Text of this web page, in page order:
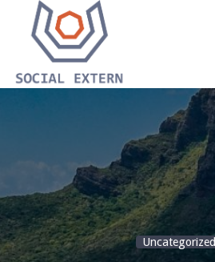
Notre groupe
Notre blog
Uncategorized